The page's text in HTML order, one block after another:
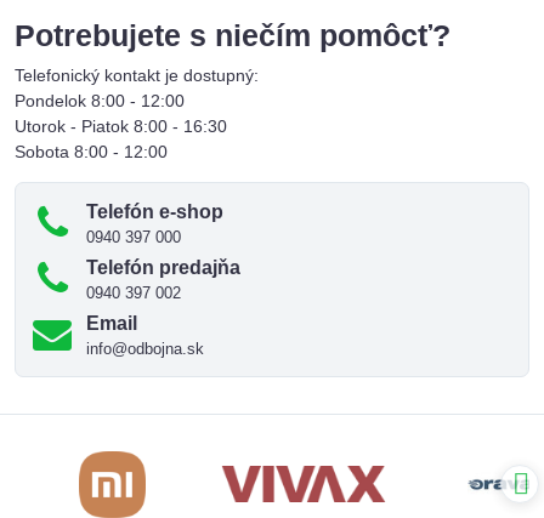
Potrebujete s niečím pomôcť?
Telefonický kontakt je dostupný:
Pondelok 8:00 - 12:00
Utorok - Piatok 8:00 - 16:30
Sobota 8:00 - 12:00
Telefón e-shop
0940 397 000
Telefón predajňa
0940 397 002
Email
info@odbojna.sk